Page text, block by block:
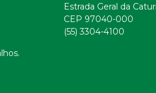
Estrada Geral da
CEP 97040-000
(55) 3304-4100